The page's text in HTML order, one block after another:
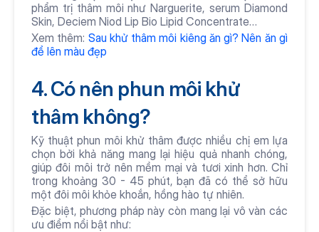
phẩm trị thâm môi như Narguerite, serum Diamond
Skin, Deciem Niod Lip Bio Lipid Concentrate…
Xem thêm: Sau khử thâm môi kiêng ăn gì? Nên ăn gì
để lên màu đẹp
4. Có nên phun môi khử
thâm không?
Kỹ thuật phun môi khử thâm được nhiều chị em lựa
chọn bởi khả năng mang lại hiệu quả nhanh chóng,
giúp đôi môi trở nên mềm mại và tươi xinh hơn. Chỉ
trong khoảng 30 - 45 phút, bạn đã có thể sở hữu
một đôi môi khỏe khoắn, hồng hào tự nhiên.
Đặc biệt, phương pháp này còn mang lại vô vàn các
ưu điểm nổi bật như: